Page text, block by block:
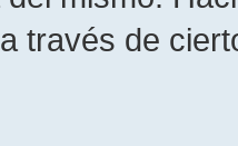
través de